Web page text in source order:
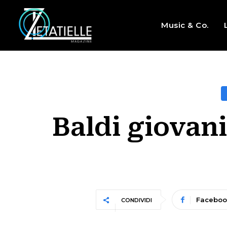
Music & Co.
Baldi
CONDIVIDI